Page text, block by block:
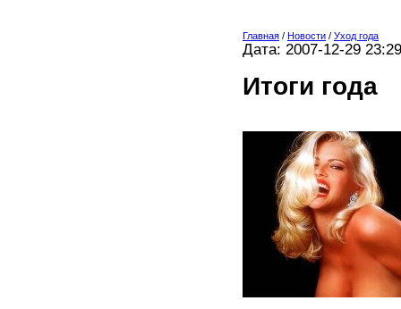
Главная / Новости / Уход года
Дата: 2007-12-29 23:29
Итоги года